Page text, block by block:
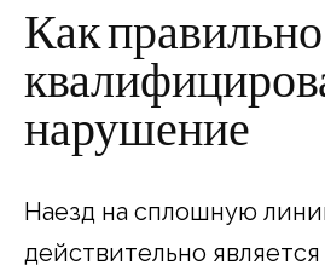
Как правильно
нарушение
Наезд на сплошную
действительно